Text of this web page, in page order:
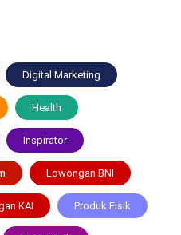
Digital Marketing
Health
Inspirator
Lowongan BNI
KAI Produk Fisik